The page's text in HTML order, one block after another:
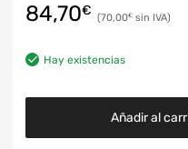
84,70€ 70,00€
Hay existencias
Añadir al